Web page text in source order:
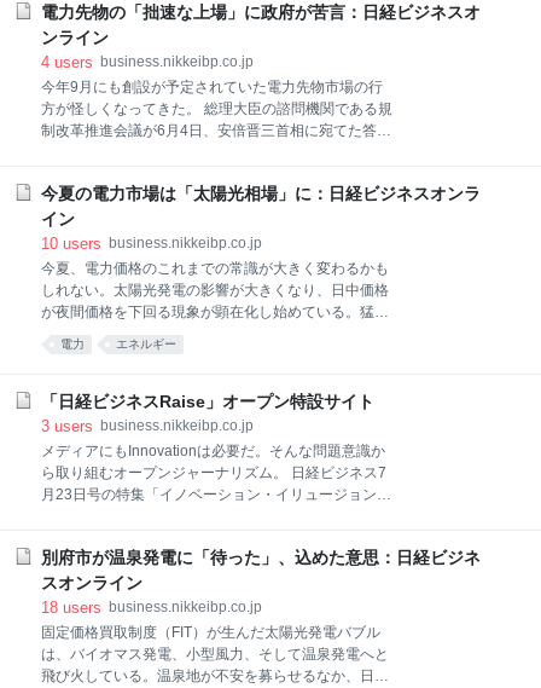
域エネルギー推進課の石田哲也課長は、「今年の1～2
月の猛烈な市場価格の高騰で利益が目減りしたが、そ
れでもしっかり収益を上げることができた。着実な事
「初年度に1人、2年目でもう1人、プロパーの従業員
を雇用することができた」。 なぜ北九州パワーは、2
年で20億円規模の事業にまで成長できたのか。市場価
ができたのか。 北九州パワーの事業運営を紐解いてみ
ると、地域新電力が成功するための
電力先物の「拙速な上場」に政府が苦言：日経ビジネスオ
ンライン
4 users business.nikkeibp.co.jp
今年9月にも創設が予定されていた電力先物市場の行
方が怪しくなってきた。 総理大臣の諮問機関である規
制改革推進会議が6月4日、安倍晋三首相に宛てた答申
ま、拙速に電力先物を上場させるべきではない」と明
記された。 電力先物市場は1カ月や1年先などの電力を
取引する。将来の価格をあらかじめ決めることで、市
場参加者が現物の価格変動リスクをヘッジするのが先
物市場である。金融市場や商品市場には様々な先物市
場が存在する。電力自由化が進む海外では、ごく当た
電力市場といえば、日本卸電力取引所（JEPX）を指
市場が電力取引の大半を占める。こちらはいわゆる現
物市場だ。 国内でも電力先物市場の必要性はかねてか
ら指摘されてきた。と
今夏の電力市場は「太陽光相場」に：日経ビジネスオンラ
イン
10 users business.nikkeibp.co.jp
今夏、電力価格のこれまでの常識が大きく変わるかも
しれない。太陽光発電の影響が大きくなり、日中価格
が夜間価格を下回る現象が顕在化し始めている。猛暑
の日中に電力価格がピークをつけるという過去の常識
が通用しなくなったとき、何が起きるのだろうか。 今
なる一方で、湿度が上がり、夏に向けた冷房需要が立
ち上がる季節だ。例年であれば、電力需要が伸び始め
ると同時に日本卸電力取引所（JEPX）の取引価格が少
しずつ上昇していく。ところが、今年は様相が違う。
グラフ1を見て頂きたい。上段は大阪の1日の最高気温
日照が期待できる時間帯）と夜間価格（20時～翌4：
00：日照が期待できない時間帯）のそれぞれの平均の
推移である（2018年3月～6月初め）。
電力 エネルギー
「日経ビジネスRaise」オープン特設サイト
3 users business.nikkeibp.co.jp
メディアにもInnovationは必要だ。そんな問題意識か
ら取り組むオープンジャーナリズム。 日経ビジネス7
月23日号の特集「イノベーション・イリュージョン」
議論。取材を含む編集プロセスにユーザーの意見を取
り入れながら、「本物の革新」を起こす条件を探る。
ボストン コンサルティング グループ、C Channel株式
会社などが協力。 日本を代表する企業と一緒になって
新商品や新サービスを企画・開発するオンライン・フ
ォーラム。 こんな商品があったら、こんな機能だった
別府市が温泉発電に「待った」、込めた意思：日経ビジネ
スオンライン
18 users business.nikkeibp.co.jp
固定価格買取制度（FIT）が生んだ太陽光発電バブル
は、バイオマス発電、小型風力、そして温泉発電へと
飛び火している。温泉地が不安を募らせるなか、日本